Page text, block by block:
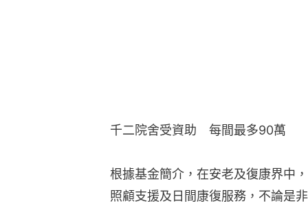
千二院舍受資助 每間最多90萬
根據基金簡介，在安老及復康界中
照顧支援及日間康復服務，不論是